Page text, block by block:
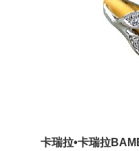
卡瑞拉•卡瑞拉